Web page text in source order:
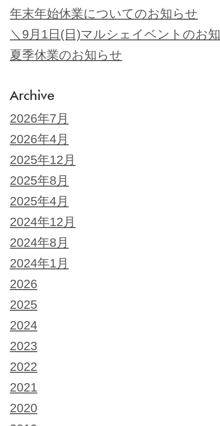
年末年始休業についてのお知らせ
＼9月1日(日)マルシェイベントのお
夏季休業のお知らせ
Archive
2026年7月
2026年4月
2025年12月
2025年8月
2025年4月
2024年12月
2024年8月
2024年1月
2026
2025
2024
2023
2022
2021
2020